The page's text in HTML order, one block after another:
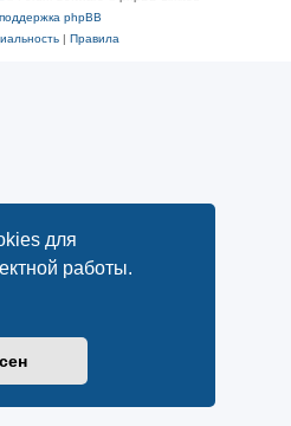
для
работы.
phpBB
| Правила